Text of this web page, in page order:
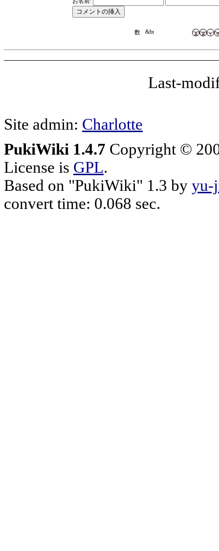
Last-
Site admin: Charlotte
PukiWiki 1.4.7 Copyright ©
License is GPL.
Based on "PukiWiki" 1.3 by yu-
convert time: 0.068 sec.